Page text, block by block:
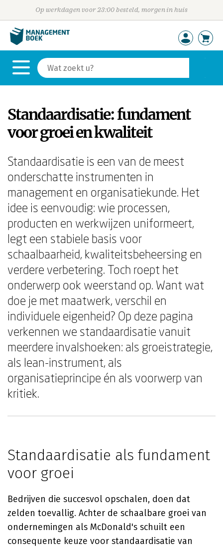
Op werkdagen voor 23:00 besteld, morgen in huis
Standaardisatie: fundament
voor groei en kwaliteit
Standaardisatie is een van de meest
onderschatte instrumenten in
management en organisatiekunde. Het
idee is eenvoudig: wie processen,
producten en werkwijzen uniformeert,
legt een stabiele basis voor
schaalbaarheid, kwaliteitsbeheersing en
verdere verbetering. Toch roept het
onderwerp ook weerstand op. Want wat
doe je met maatwerk, verschil en
individuele eigenheid? Op deze pagina
verkennen we standaardisatie vanuit
meerdere invalshoeken: als groeistrategie,
als lean-instrument, als
organisatieprincipe én als voorwerp van
kritiek.
Standaardisatie als fundament
voor groei
Bedrijven die succesvol opschalen, doen dat
zelden toevallig. Achter de schaalbare groei van
ondernemingen als McDonald's schuilt een
consequente keuze voor standaardisatie van